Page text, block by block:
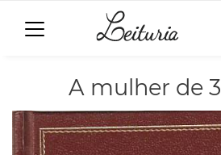
A mulher de